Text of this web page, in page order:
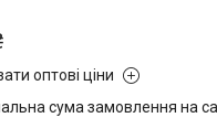
оптові ціни
сума замовлення на